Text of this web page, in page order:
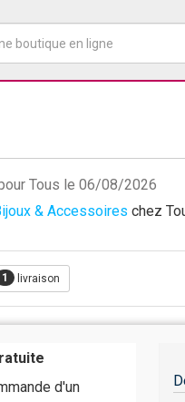
Tous le 06/08/2026
& Accessoires chez
1 livraison
d'un